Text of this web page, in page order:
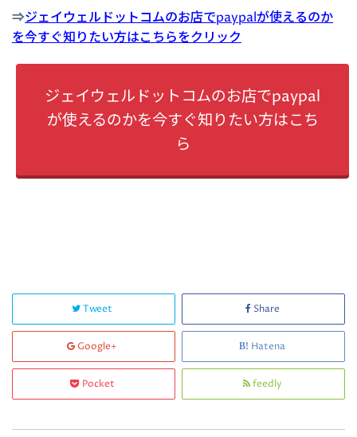
⇒ジェイウェルドットコムのお店でpaypalが使えるのか
を今すぐ知りたい方はこちらをクリック
ジェイウェルドットコムのお店でpaypal
が使えるのかを今すぐ知りたい方はこち
ら
Tweet Share
Google+ Hatena
Pocket feedly